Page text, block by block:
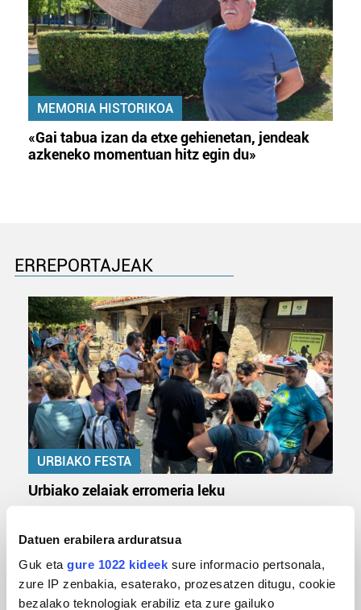
Datuen erabilera arduratsua
Guk eta gure 1022 kideek sure informacio pertsonala,
zure IP zenbakia, esaterako, prozesatzen ditugu, cookie
bezalako teknologiak erabiliz eta zure gailuko
MEMORIA HISTORIKOA
«Gai tabua izan da etxe gehienetan, jendeak
azkeneko momentuan hitz egin du»
ERREPORTAJEAK
URBIAKO FESTA
Urbiako zelaiak erromeria leku